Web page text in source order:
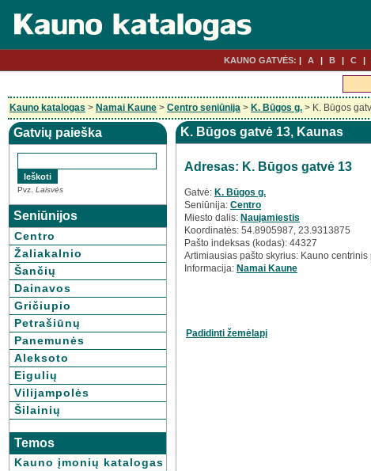
KAUNO GATVĖS: A B C
Kauno katalogas > Namai Kaune > Centro seniūnija > K. Būgos g. > K. Būgos
Gatvių paieška
Pvz. Laisvės
Seniūnijos
Centro
Žaliakalnio
Šančių
Dainavos
Gričiupio
Petrašiūnų
Panemunės
Aleksoto
Eigulių
Vilijampolės
Šilainių
Temos
Kauno įmonių katalogas
K. Būgos gatvė 13, Kaunas
Adresas: K. Būgos gatvė 13
Gatvė: K. Būgos g.
Seniūnija: Centro
Miesto dalis: Naujamiestis
Koordinatės: 54.8905987, 23.9313875
Pašto indeksas (kodas): 44327
Artimiausias pašto skyrius: Kauno
Informacija: Namai Kaune
Padidinti žemėlapį